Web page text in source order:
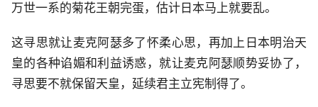
万世一系的菊花王朝完蛋，估计日本马上就要乱。
这寻思就让麦克阿瑟多了怀柔心思，再加上日本明治天
皇的各种谄媚和利益诱惑，就让麦克阿瑟顺势妥协了，
寻思要不就保留天皇，延续君主立宪制得了。